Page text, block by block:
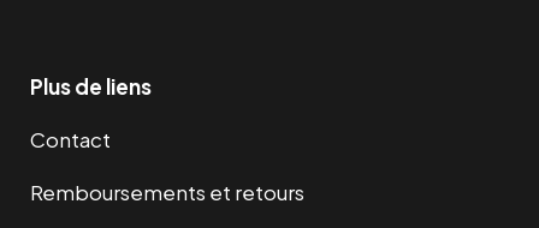
Plus de liens
Contact
Remboursements et retours